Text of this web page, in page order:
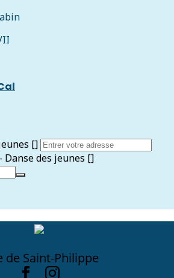
[]
Danse des jeunes []
de Saint-Philippe